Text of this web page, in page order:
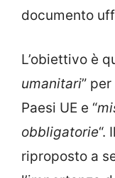
documento
L’obiettivo è
umanitari”
Paesi UE e “
obbligatorie“.
riproposto a